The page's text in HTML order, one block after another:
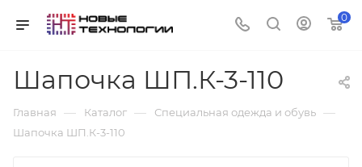
0
Шапочка ШП.К-3-110
Главная — Каталог — Специальная одежда и обувь —
Шапочка ШП.К-3-110